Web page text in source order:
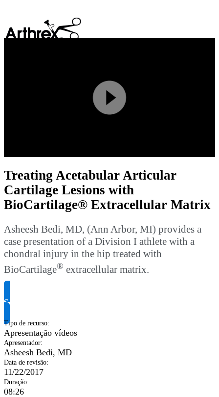
Play
Video
Treating Acetabular Articular
Cartilage Lesions with
BioCartilage® Extracellular Matrix
Asheesh Bedi, MD, (Ann Arbor, MI) provides a
case presentation of a Division I athlete with a
chondral injury in the hip treated with
BioCartilage® extracellular matrix.
Solicite informação do produto
Tipo de recurso:
Apresentação vídeos
Apresentador:
Asheesh Bedi, MD
Data de revisão:
11/22/2017
Duração:
08:26